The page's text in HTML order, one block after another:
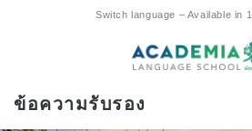
Switch language – Available in
ข้อความรับรอง